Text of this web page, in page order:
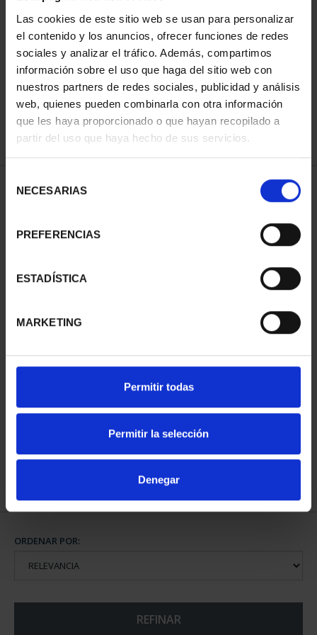
Las cookies de este sitio web se usan para personalizar
el contenido y los anuncios, ofrecer funciones de redes
sociales y analizar el tráfico. Además, compartimos
información sobre el uso que haga del sitio web con
nuestros partners de redes sociales, publicidad y análisis
web, quienes pueden combinarla con otra información
que les haya proporcionado o que hayan recopilado a
partir del uso que haya hecho de sus servicios.
NECESARIAS
PREFERENCIAS
ESTADÍSTICA
MARKETING
Permitir todas
Permitir la selección
Denegar
ORDENAR POR:
REFINAR
1 Productos encontrados
PROVINCIA COLECCION
COMPLET...
ORDENAR POR:
REFINAR